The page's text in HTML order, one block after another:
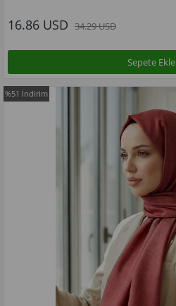
Bu modelin tüm renkleri için tıklayınız
16.86 USD 34.29 USD
Sepete Ekle
%51 İndirim